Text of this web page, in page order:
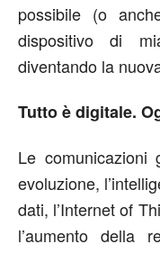
possibile (o
dispositivo di
diventando la
Tutto è digitale.
Le comunicazioni
evoluzione,
dati, l’Internet of
l’aumento della